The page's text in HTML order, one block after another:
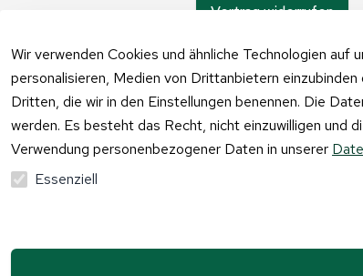
Wir verwenden Cookies und ähnliche Technologien
personalisieren, Medien von Drittanbietern
Dritten, die wir in den Einstellungen benennen. Die
werden. Es besteht das Recht, nicht einzuwilligen und
Verwendung personenbezogener Daten in unserer
Essenziell
Vertrag widerrufen